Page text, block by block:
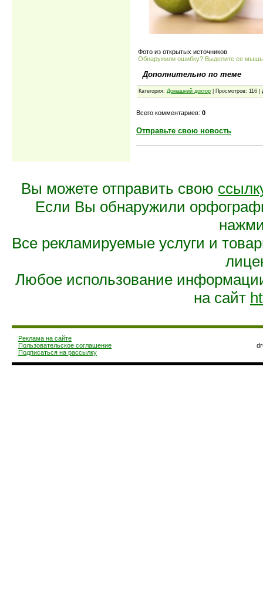
Фото из открытых источников
Обнаружили ошибку? Выделите ее
Дополнительно по теме
Категория: Домашний доктор | Просмотров: 116
Всего комментариев: 0
Отправьте свою новость
Вы можете отправить свою
Если Вы обнаружили
Все рекламируемые услуги и
Любое использование
на сайт
Реклама на сайте
Пользовательское соглашение
Подписаться на рассылку